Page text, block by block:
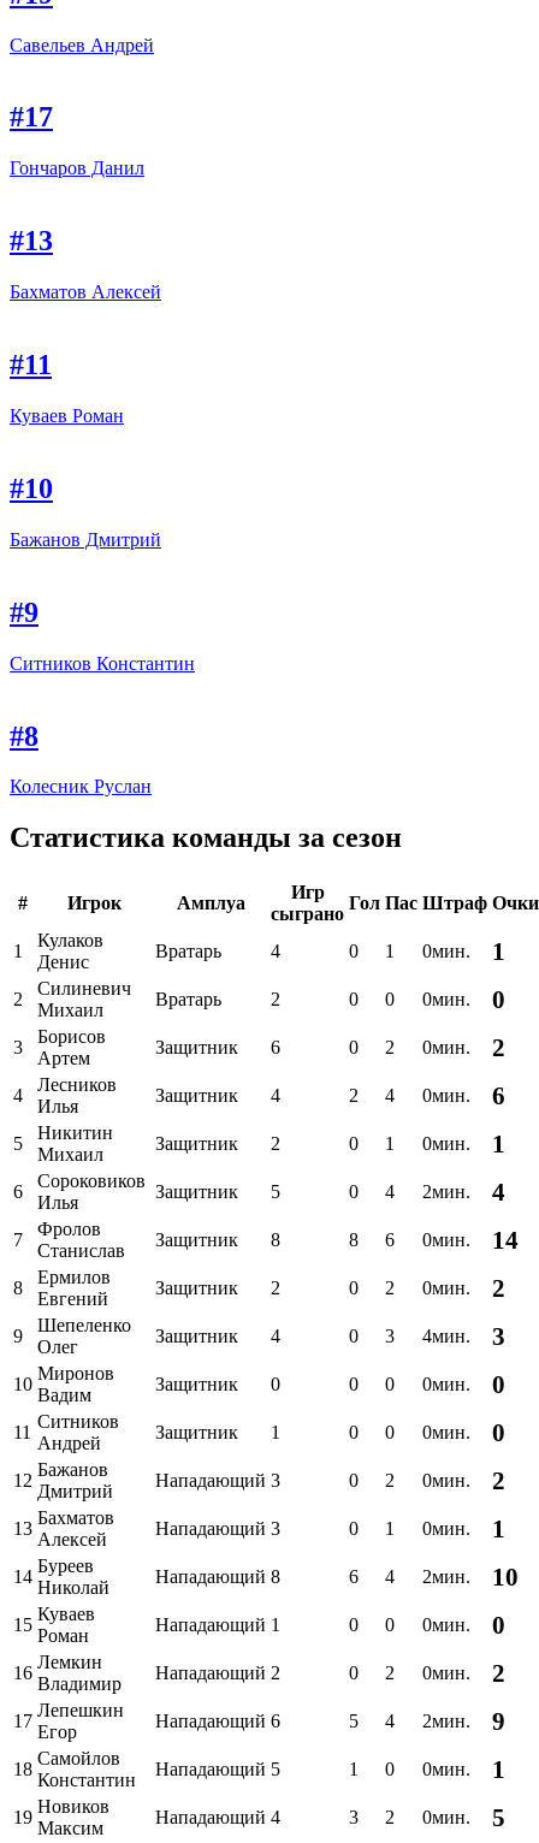
Савельев Андрей
#17
Гончаров Данил
#13
Бахматов Алексей
#11
Куваев Роман
#10
Бажанов Дмитрий
#9
Ситников Константин
#8
Колесник Руслан
Статистика команды за сезон
# Игрок Амплуа
Игр
сыграно
Гол Пас Штраф Очки
1
Кулаков
Денис
Вратарь 4 0 1 0мин. 1
2
Силиневич
Михаил
Вратарь 2 0 0 0мин. 0
3
Борисов
Артем
Защитник 6 0 2 0мин. 2
4
Лесников
Илья
Защитник 4 2 4 0мин. 6
5
Никитин
Михаил
Защитник 2 0 1 0мин. 1
6
Сороковиков
Илья
Защитник 5 0 4 2мин. 4
7
Фролов
Станислав
Защитник 8 8 6 0мин. 14
8
Ермилов
Евгений
Защитник 2 0 2 0мин. 2
9
Шепеленко
Олег
Защитник 4 0 3 4мин. 3
10
Миронов
Вадим
Защитник 0 0 0 0мин. 0
11
Ситников
Андрей
Защитник 1 0 0 0мин. 0
12
Бажанов
Дмитрий
Нападающий 3 0 2 0мин. 2
13
Бахматов
Алексей
Нападающий 3 0 1 0мин. 1
14
Буреев
Николай
Нападающий 8 6 4 2мин. 10
15
Куваев
Роман
Нападающий 1 0 0 0мин. 0
16
Лемкин
Владимир
Нападающий 2 0 2 0мин. 2
17
Лепешкин
Егор
Нападающий 6 5 4 2мин. 9
18
Самойлов
Константин
Нападающий 5 1 0 0мин. 1
19
Новиков
Максим
Нападающий 4 3 2 0мин. 5